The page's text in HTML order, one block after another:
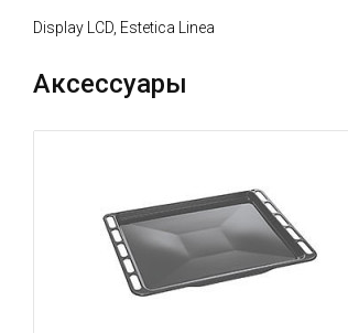
Display LCD, Estetica Linea
Аксессуары